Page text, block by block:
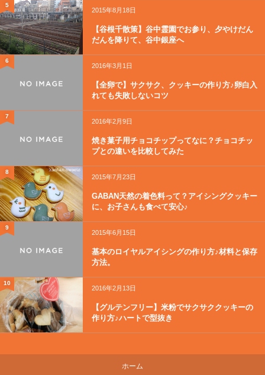
5
2015年8月18日
【谷根千散策】谷中霊園でお参り、夕やけだん
だんを降りて、谷中銀座へ
6
2016年3月1日
【全卵で】サクサク、クッキーの作り方♪卵白入
れても失敗しないコツ
7
2016年2月9日
焼き菓子用チョコチップってなに？チョコチッ
プとの違いを比較してみた
8
2015年7月23日
GABAN天然の着色料って？アイシングクッキー
に、お子さんも食べて安心♪
9
2015年6月15日
基本のロイヤルアイシングの作り方♪材料と保存
方法。
10
2016年2月13日
【グルテンフリー】米粉でサクサククッキーの
作り方♪ハートで型抜き
ホーム